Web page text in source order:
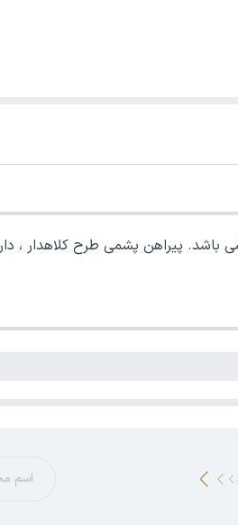
پیراهن پشمی مدل کلاهدار زنانه. جنس پیراهن پشمی (97 درصد پنبه